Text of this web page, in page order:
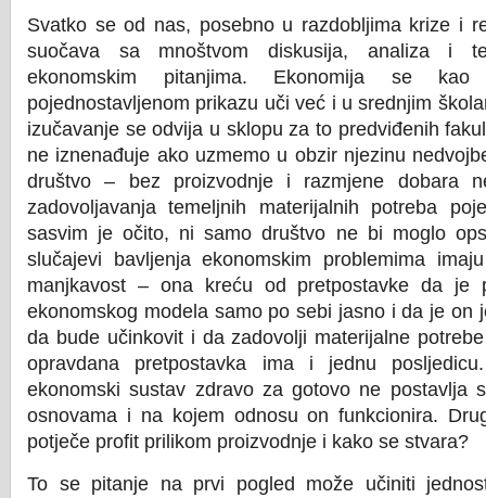
Svatko se od nas, posebno u razdobljima krize i
suočava sa mnoštvom diskusija, analiza i
ekonomskim pitanjima. Ekonomija se
pojednostavljenom prikazu uči već i u srednjim
izučavanje se odvija u sklopu za to predviđenih
ne iznenađuje ako uzmemo u obzir njezinu
društvo – bez proizvodnje i razmjene dobara
zadovoljavanja temeljnih materijalnih potreba
sasvim je očito, ni samo društvo ne bi moglo
slučajevi bavljenja ekonomskim problemima
manjkavost – ona kreću od pretpostavke da je
ekonomskog modela samo po sebi jasno i da je on
da bude učinkovit i da zadovolji materijalne
opravdana pretpostavka ima i jednu
ekonomski sustav zdravo za gotovo ne postavlja
osnovama i na kojem odnosu on funkcionira.
potječe profit prilikom proizvodnje i kako se stvara?
To se pitanje na prvi pogled može učiniti